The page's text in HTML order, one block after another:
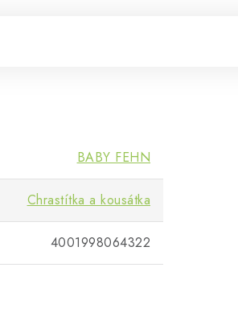
BABY FEHN
Chrastítka a kousátka
4001998064322